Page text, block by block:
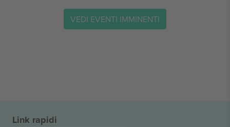
VEDI EVENTI IMMINENTI
Link rapidi